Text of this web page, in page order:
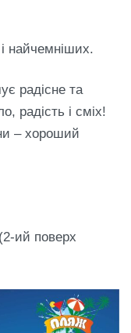
найчемніших.
радісне та
радість і сміх!
– хороший
ий поверх